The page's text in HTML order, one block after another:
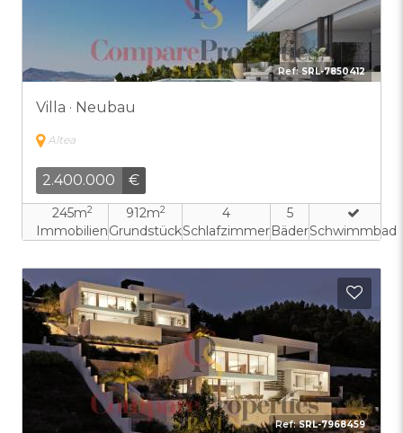
Ref:SRL-7850412
Villa · Neubau
Altea
2.400.000 €
245m2
Immobilien
912m2
Grundstück
4
Schlafzimmer
5
BäderSchwimmbad
Ref:SRL-7968459
Zu